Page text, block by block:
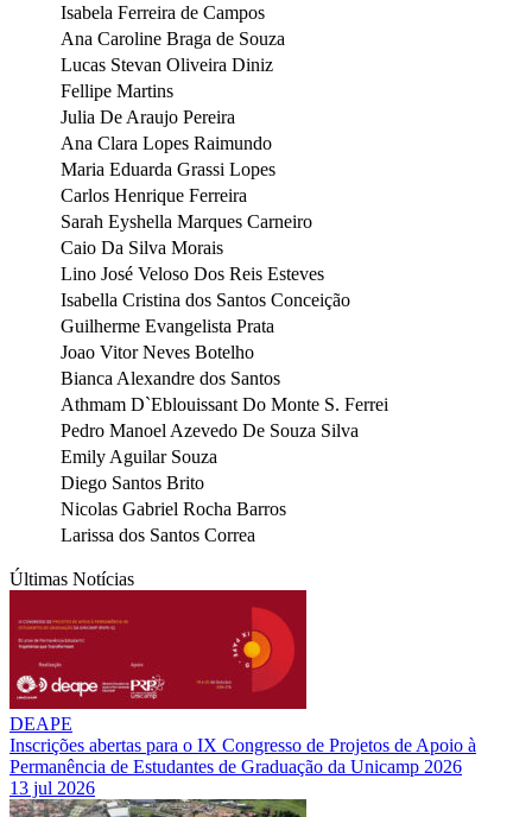
Isabela Ferreira de Campos
Ana Caroline Braga de Souza
Lucas Stevan Oliveira Diniz
Fellipe Martins
Julia De Araujo Pereira
Ana Clara Lopes Raimundo
Maria Eduarda Grassi Lopes
Carlos Henrique Ferreira
Sarah Eyshella Marques Carneiro
Caio Da Silva Morais
Lino José Veloso Dos Reis Esteves
Isabella Cristina dos Santos Conceição
Guilherme Evangelista Prata
Joao Vitor Neves Botelho
Bianca Alexandre dos Santos
Athmam D`Eblouissant Do Monte S. Ferrei
Pedro Manoel Azevedo De Souza Silva
Emily Aguilar Souza
Diego Santos Brito
Nicolas Gabriel Rocha Barros
Larissa dos Santos Correa
Últimas Notícias
DEAPE
Inscrições abertas para o IX Congresso de Projetos de Apoio à
Permanência de Estudantes de Graduação da Unicamp 2026
13 jul 2026